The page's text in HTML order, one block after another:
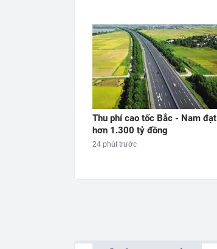
Thu phí cao tốc Bắc - Nam đạt
hơn 1.300 tỷ đồng
24 phút trước